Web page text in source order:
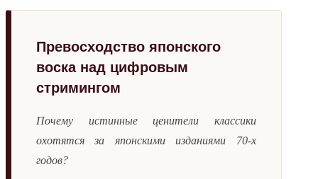
Превосходство японского
воска над цифровым
стримингом
Почему истинные ценители классики
охотятся за японскими изданиями 70-х
годов?